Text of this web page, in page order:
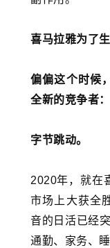
喜马拉雅为了
偏偏这个时候
全新的竞争者：
字节跳动。
2020年，就在
市场上大获全
音的日活已经
通勤、家务、